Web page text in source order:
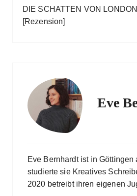
DIE SCHATTEN VON
[Rezension]
Eve
Eve Bernhardt ist in
studierte sie Kreatives
2020 betreibt ihren eigenen